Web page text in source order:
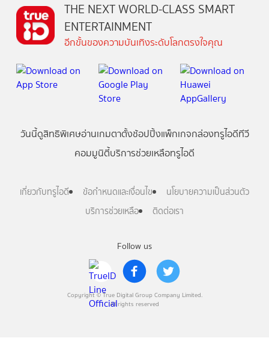
Follow us
Copyright © True Digital Group Company Limited.
All rights reserved
THE NEXT WORLD-CLASS SMART
ENTERTAINMENT
อีกขั้นของความบันเทิงระดับโลกตรงใจคุณ
วันนี้ดูสิทธิพิเศษอ่านเกมตาตั้งช้อปปิ้งแพ็กเกจกล่องทรูไอดีทีวี
คอมมูนิตี้บริการช่วยเหลือทรูไอดี
เกี่ยวกับทรูไอดี ข้อกำหนดและเงื่อนไข
นโยบายความเป็นส่วนตัว
บริการช่วยเหลือ
ติดต่อเรา